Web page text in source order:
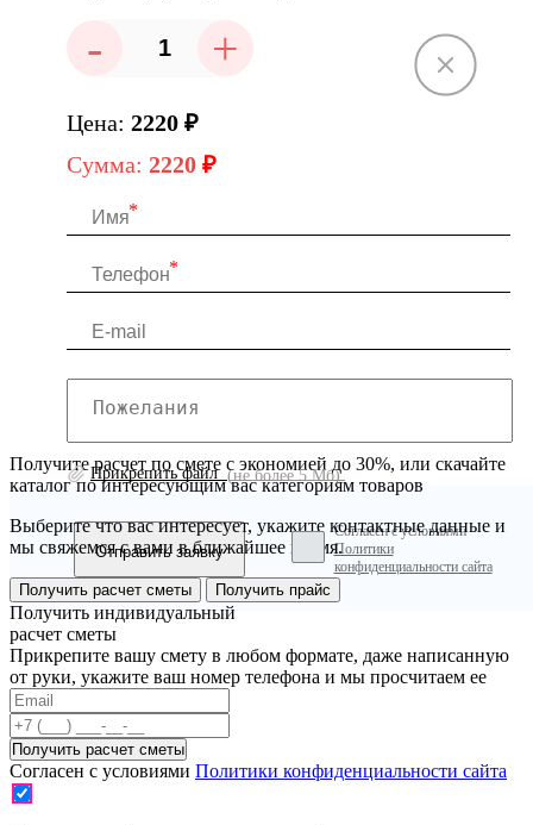
- +
Цена: 2220 ₽
Сумма: 2220 ₽
Прикрепить файл(не более 5 Мб)
Согласен с условиями
Политики
конфиденциальности сайта
Получите расчет по смете с экономией до 30%, или скачайте
каталог по интересующим вас категориям товаров
Выберите что вас интересует, укажите контактные данные и
мы свяжемся с вами в ближайшее время.
Получить расчет сметы Получить прайс
Получить индивидуальный
расчет сметы
Прикрепите вашу смету в любом формате, даже написанную
от руки, укажите ваш номер телефона и мы просчитаем ее
Согласен с условиями Политики конфиденциальности сайта